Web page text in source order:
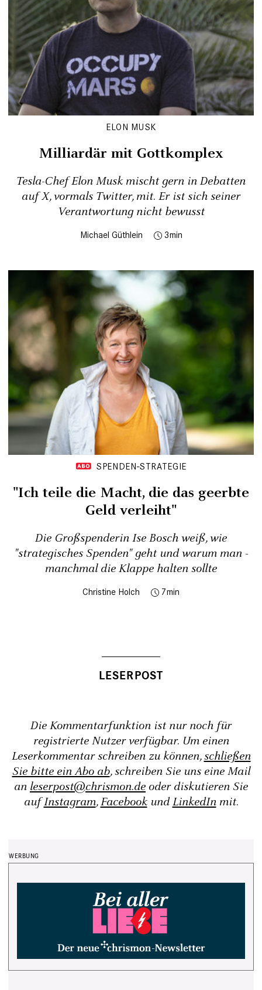
ELON MUSK
Milliardär mit Gottkomplex
Tesla-Chef Elon Musk mischt gern in Debatten
auf X, vormals Twitter, mit. Er ist sich seiner
Verantwortung nicht bewusst
Michael Güthlein 3
SPENDEN-STRATEGIE
"Ich ­teile die Macht, die das geerbte
Geld verleiht"
Die Großspenderin Ise Bosch weiß, wie
"strategisches Spenden" geht und warum man ­
manchmal die Klappe halten sollte
Christine Holch 7
Die Kommentarfunktion ist nur noch für
registrierte Nutzer verfügbar. Um einen
Leserkommentar schreiben zu können,schließen
Sie bitte ein Abo ab, schreiben Sie uns eine Mail
an leserpost@chrismon.de oder diskutieren Sie
aufInstagram,FacebookundLinkedInmit.